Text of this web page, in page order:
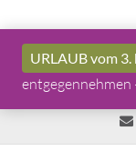
URLAUB vom
entgegennehmen